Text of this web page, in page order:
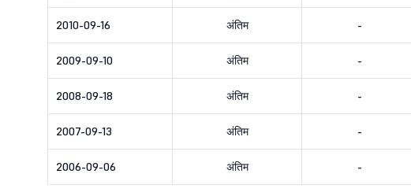
2010-09-16 अंतिम -
2009-09-10 अंतिम -
2008-09-18 अंतिम -
2007-09-13 अंतिम -
2006-09-06 अंतिम -